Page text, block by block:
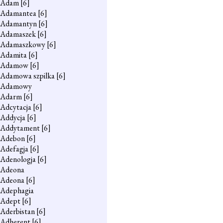
Adam[6]
Adamantea[6]
Adamantyn[6]
Adamaszek[6]
Adamaszkowy[6]
Adamita[6]
Adamow[6]
Adamowa szpilka[6]
Adamowy
Adarm[6]
Adcytacja[6]
Addycja[6]
Addytament[6]
Adebon[6]
Adefagja[6]
Adenologja[6]
Adeona
Adeona[6]
Adephagia
Adept[6]
Aderbistan[6]